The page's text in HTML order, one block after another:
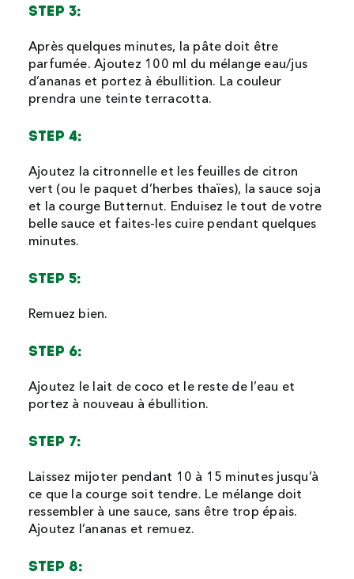
STEP 3:
Après quelques minutes, la pâte doit être
parfumée. Ajoutez 100 ml du mélange eau/jus
d’ananas et portez à ébullition. La couleur
prendra une teinte terracotta.
STEP 4:
Ajoutez la citronnelle et les feuilles de citron
vert (ou le paquet d’herbes thaïes), la sauce soja
et la courge Butternut. Enduisez le tout de votre
belle sauce et faites-les cuire pendant quelques
minutes.
STEP 5:
Remuez bien.
STEP 6:
Ajoutez le lait de coco et le reste de l’eau et
portez à nouveau à ébullition.
STEP 7:
Laissez mijoter pendant 10 à 15 minutes jusqu’à
ce que la courge soit tendre. Le mélange doit
ressembler à une sauce, sans être trop épais.
Ajoutez l’ananas et remuez.
STEP 8: